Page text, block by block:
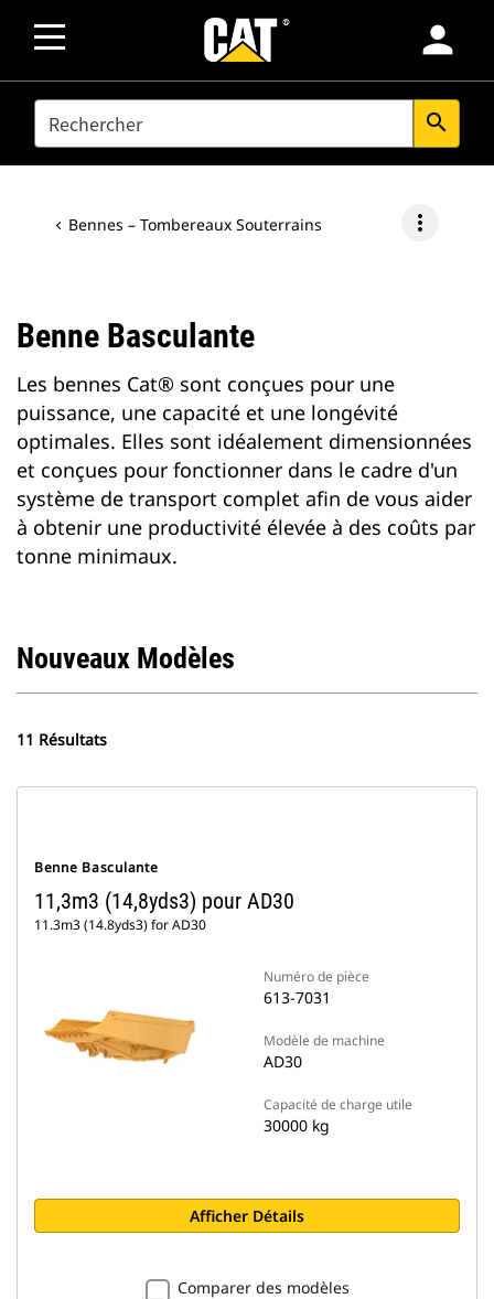
person
SEARCH search
Bennes – Tombereaux Souterrains more_vert
Benne Basculante
Les bennes Cat® sont conçues pour une
puissance, une capacité et une longévité
optimales. Elles sont idéalement dimensionnées
et conçues pour fonctionner dans le cadre d'un
système de transport complet afin de vous aider
à obtenir une productivité élevée à des coûts par
tonne minimaux.
Nouveaux Modèles
11 Résultats
Benne Basculante
11,3m3 (14,8yds3) pour AD30
11.3m3 (14.8yds3) for AD30
Numéro de pièce
613-7031
Modèle de machine
AD30
Capacité de charge utile
30000 kg
Afficher Détails
Comparer des modèles